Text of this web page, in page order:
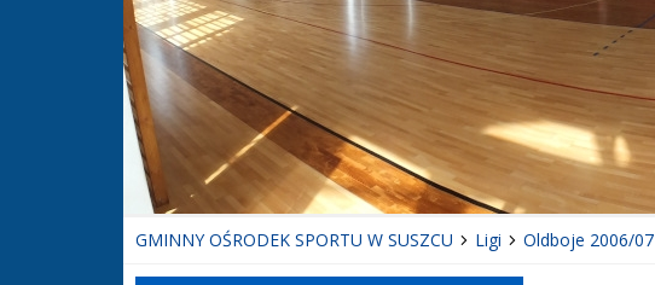
GMINNY OŚRODEK SPORTU W SUSZCU Ligi Oldboje 2006/07